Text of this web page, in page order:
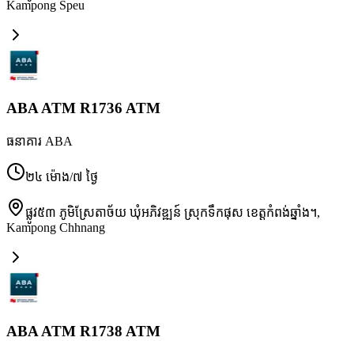
Kampong Speu
ABA ATM R1736 ATM
ធនាគារ ABA
២៤ ម៉ោង/៧ ថ្ងៃ
ផ្លូវ៥៣ ភូមិស្រែតាច័យ ឃុំអភិវឌ្ឍន៍ ស្រុកទឹកផុស ខេត្តកំពង់ឆ្នាំង។,
Kampong Chhnang
ABA ATM R1738 ATM